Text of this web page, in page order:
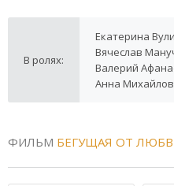
В ролях:
Екатерина
Вячеслав
Валерий
Анна
ФИЛЬМ БЕГУЩАЯ ОТ